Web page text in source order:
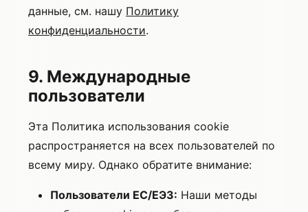
данные, см. нашу Политику
конфиденциальности.
9. Международные
пользователи
Эта Политика использования cookie
распространяется на всех пользователей по
всему миру. Однако обратите внимание:
Пользователи ЕС/ЕЭЗ: Наши методы